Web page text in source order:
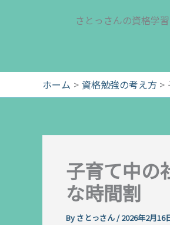
キ
プ
さとっさんの資格学
ホーム 資格勉強の考え方
子育て中の
な時間割
By さとっさん/2026年2月16